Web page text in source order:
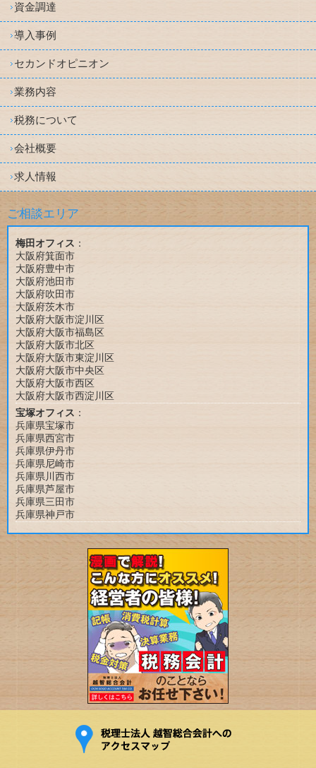
資金調達
導入事例
セカンドオピニオン
業務内容
税務について
会社概要
求人情報
ご相談エリア
梅田オフィス ：
大阪府箕面市
大阪府豊中市
大阪府池田市
大阪府吹田市
大阪府茨木市
大阪府大阪市淀川区
大阪府大阪市福島区
大阪府大阪市北区
大阪府大阪市東淀川区
大阪府大阪市中央区
大阪府大阪市西区
大阪府大阪市西淀川区
宝塚オフィス ：
兵庫県宝塚市
兵庫県西宮市
兵庫県伊丹市
兵庫県尼崎市
兵庫県川西市
兵庫県芦屋市
兵庫県三田市
兵庫県神戸市